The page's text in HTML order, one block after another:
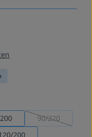
90/220
(Diese Option
200